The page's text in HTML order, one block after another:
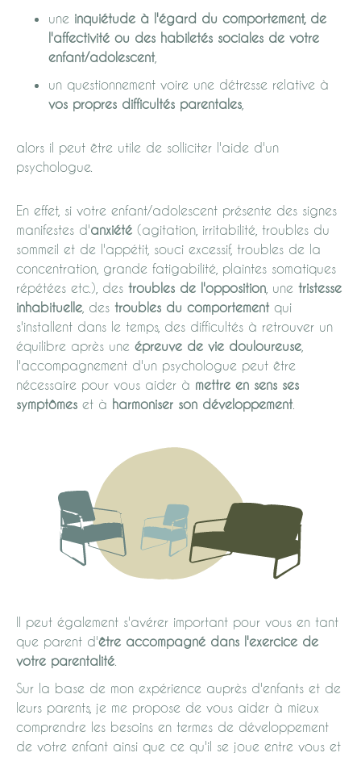
une inquiétude à l'égard du comportement, de
l'affectivité ou des habiletés sociales de votre
enfant/adolescent
un questionnement voire une détresse relative à
vos propres difficultés parentales
alors il peut être utile de solliciter l'aide d'un
psychologue.
En effet, si votre enfant/adolescent présente des signes
manifestes d'anxiété (agitation, irritabilité, troubles du
sommeil et de l'appétit, souci excessif, troubles de la
concentration, grande fatigabilité, plaintes somatiques
répétées etc.), des troubles de l'opposition , une tristesse
inhabituelle , des troubles du comportement qui
s'installent dans le temps, des difficultés à retrouver un
équilibre après une épreuve de vie douloureuse
l'accompagnement d'un psychologue peut être
nécessaire pour vous aider à mettre en sens ses
symptômes et à harmoniser son développement
Il peut également s'avérer important pour vous en tant
que parent d'être accompagné dans l'exercice de
votre parentalité
Sur la base de mon expérience auprès d'enfants et de
leurs parents, je me propose de vous aider à mieux
comprendre les besoins en termes de développement
de votre enfant ainsi que ce qu'il se joue entre vous et